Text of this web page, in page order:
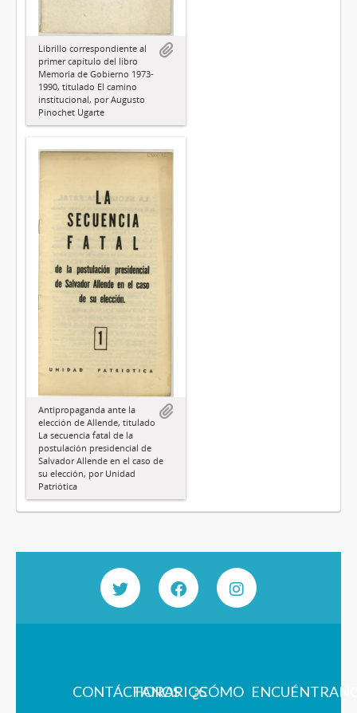
Librillo correspondiente al
primer capítulo del libro
Memoria de Gobierno 1973-
1990, titulado El camino
institucional, por Augusto
Pinochet Ugarte
Antipropaganda ante la
elección de Allende, titulado
La secuencia fatal de la
postulación presidencial de
Salvador Allende en el caso de
su elección, por Unidad
Patriótica
CONTÁCTANOS
HORARIOS¿CÓMO